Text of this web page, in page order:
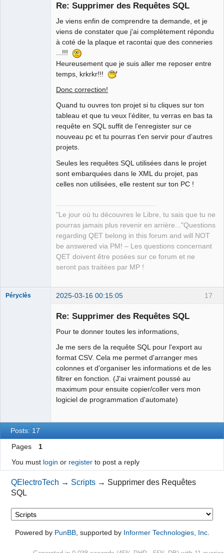
Re: Supprimer des Requêtes SQL
Je viens enfin de comprendre ta demande, et je
viens de constater que j'ai complètement répondu
à coté de la plaque et racontai que des conneries
...!!!
Heureusement que je suis aller me reposer entre
temps, krkrkr!!!
Donc correction!
Quand tu ouvres ton projet si tu cliques sur ton
tableau et que tu veux l’éditer, tu verras en bas ta
requête en SQL suffit de l'enregister sur ce
nouveau pc et tu pourras t'en servir pour d'autres
projets.
Seules les requêtes SQL utilisées dans le projet
sont embarquées dans le XML du projet, pas
celles non utilisées, elle restent sur ton PC !
"Le jour où tu découvres le Libre, tu sais que tu ne
pourras jamais plus revenir en arrière..."Questions
regarding QET belong in this forum and will NOT
be answered via PM! – Les questions concernant
QET doivent être posées sur ce forum et ne
seront pas traitées par MP !
17
Péryclès 2025-03-16 00:15:05
Re: Supprimer des Requêtes SQL
Pour te donner toutes les informations,
Je me sers de la requête SQL pour l'export au
format CSV. Cela me permet d'arranger mes
colonnes et d'organiser les informations et de les
filtrer en fonction. (J'ai vraiment poussé au
maximum pour ensuite copier/coller vers mon
logiciel de programmation d'automate)
Posts: 17
Pages
1
You must login or registerto post a reply
QElectroTech → Scripts → Supprimer des Requêtes
SQL
Powered by PunBB, supported by Informer Technologies, Inc.